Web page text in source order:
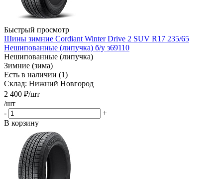
Быстрый просмотр
Шины зимние Cordiant Winter Drive 2 SUV R17 235/65
Нешипованные (липучка) б/у з69110
Нешипованные (липучка)
Зимние (зима)
Есть в наличии (1)
Склад: Нижний Новгород
2 400 ₽/шт
/шт
-
+
В корзину